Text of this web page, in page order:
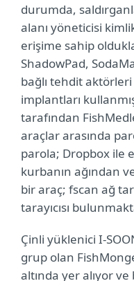
durumda,
alanı yöneticisi
erişime sahip
ShadowPad,
bağlı tehdit
implantları
tarafından
araçlar arasında
parola; Dropbox ile
kurbanın ağından
bir araç; fscan ağ
tarayıcısı
Çinli yüklenici I-
grup olan
altında yer alıyor ve